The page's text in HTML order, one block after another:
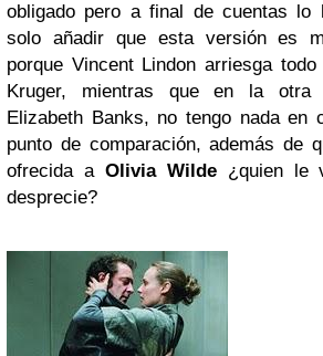
obligado pero a final de cuentas lo
solo añadir que esta versión es
porque Vincent Lindon arriesga
Kruger, mientras que en la otra
Elizabeth Banks, no tengo nada en
punto de comparación, además de
ofrecida a Olivia Wilde¿quien le
desprecie?